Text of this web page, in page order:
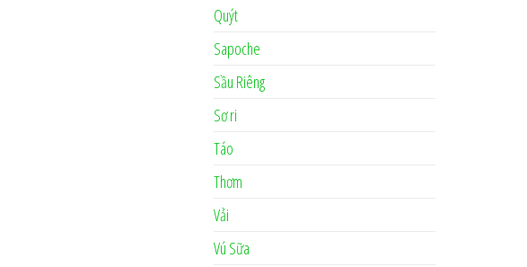
Quýt
Sapoche
Sầu Riêng
Sơ ri
Táo
Thơm
Vải
Vú Sữa